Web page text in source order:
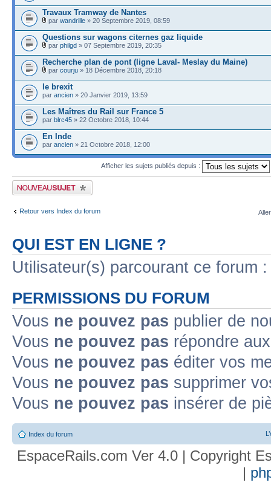
Travaux Tramway de Nantes
par wandrille » 20 Septembre 2019, 08:59
Questions sur wagons citernes gaz liquide
par philgd » 07 Septembre 2019, 20:35
Recherche plan de pont (ligne Laval- Meslay du Maine)
par courju » 18 Décembre 2018, 20:18
le brexit
par ancien » 20 Janvier 2019, 13:59
Les Maîtres du Rail sur France 5
par blrc45 » 22 Octobre 2018, 10:44
En Inde
par ancien » 21 Octobre 2018, 12:00
Afficher les sujets publiés depuis :
Publier un nouveau sujet
Retour vers Index du forum
QUI EST EN LIGNE ?
Utilisateur(s) parcourant ce forum
PERMISSIONS DU FORUM
Vous ne pouvez pas publier de
Vous ne pouvez pas répondre
Vous ne pouvez pas éditer vos
Vous ne pouvez pas supprimer
Vous ne pouvez pas insérer de
Index du forum
EspaceRails.com Ver 4.0 | Copyright
|